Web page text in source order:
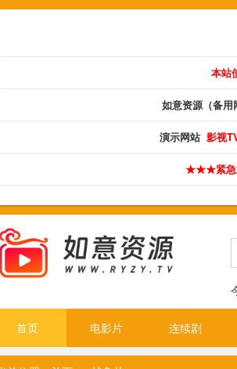
本站
如意资源（备用
演示网站 影视
★★★紧急
首页 电影片 连续剧